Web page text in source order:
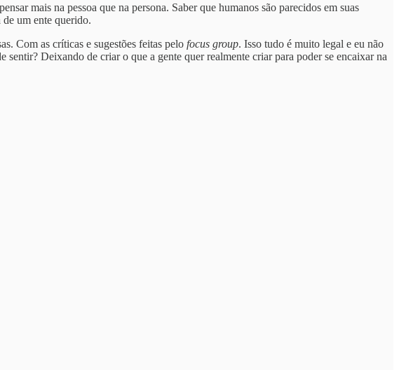
mais na pessoa que na persona. Saber que humanos são parecidos em suas
de um ente querido.
Com as críticas e sugestões feitas pelo focus group. Isso tudo é muito legal e eu não
sentir? Deixando de criar o que a gente quer realmente criar para poder se encaixar na